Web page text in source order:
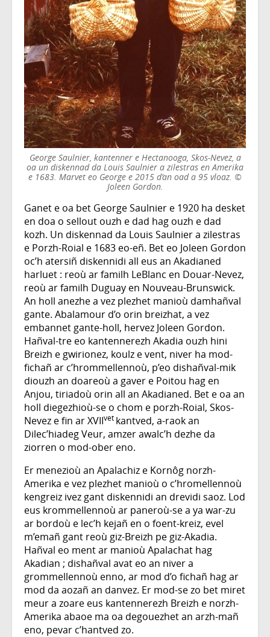
George Saulnier, kantenner e Hectanooga, Skos-Nevez, a
oa un diskennad da Louis Saulnier a zilestras en Amerika
e 1683. Marvet eo George e 2015 d’an oad a 95 vloaz. ©
Joleen Gordon.
Ganet e oa bet George Saulnier e 1920 ha desket
en doa o sellout ouzh e dad hag ouzh e dad
kozh. Un diskennad da Louis Saulnier a zilestras
e Porzh-Roial e 1683 eo-eñ. Bet eo Joleen Gordon
oc’h atersiñ diskennidi all eus an Akadianed
harluet : reoù ar familh LeBlanc en Douar-Nevez,
reoù ar familh Duguay en Nouveau-Brunswick.
An holl anezhe a vez plezhet manioù damhañval
gante. Abalamour d’o orin breizhat, a vez
embannet gante-holl, hervez Joleen Gordon.
Hañval-tre eo kantennerezh Akadia ouzh hini
Breizh e gwirionez, koulz e vent, niver ha mod-
fichañ ar c’hrommellennoù, p’eo dishañval-mik
diouzh an doareoù a gaver e Poitou hag en
Anjou, tiriadoù orin all an Akadianed. Bet e oa an
holl diegezhioù-se o chom e porzh-Roial, Skos-
Nevez e fin ar XVIIvet kantved, a-raok an
Dilec’hiadeg Veur, amzer awalc’h dezhe da
ziorren o mod-ober eno.
Er menezioù an Apalachiz e Kornôg norzh-
Amerika e vez plezhet manioù o c’hromellennoù
kengreiz ivez gant diskennidi an drevidi saoz. Lod
eus krommellennoù ar paneroù-se a ya war-zu
ar bordoù e lec’h kejañ en o foent-kreiz, evel
m’emañ gant reoù giz-Breizh pe giz-Akadia.
Hañval eo ment ar manioù Apalachat hag
Akadian ; dishañval avat eo an niver a
grommellennoù enno, ar mod d’o fichañ hag ar
mod da aozañ an danvez. Er mod-se zo bet miret
meur a zoare eus kantennerezh Breizh e norzh-
Amerika abaoe ma oa degouezhet an arzh-mañ
eno, pevar c’hantved zo.